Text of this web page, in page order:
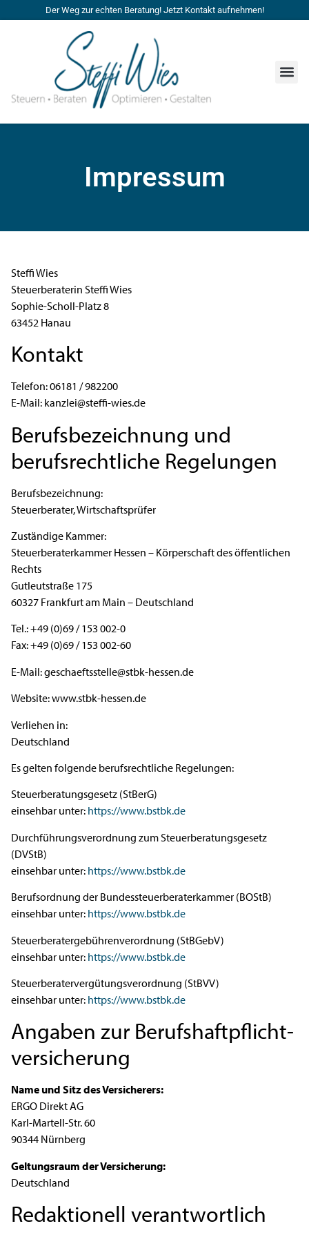
Der Weg zur echten Beratung! Jetzt Kontakt aufnehmen!
Impressum
Steffi Wies
Steuerberaterin Steffi Wies
Sophie-Scholl-Platz 8
63452 Hanau
Kontakt
Telefon: 06181 / 982200
E-Mail: kanzlei@steffi-wies.de
Berufsbezeichnung und
berufsrechtliche Regelungen
Berufsbezeichnung:
Steuerberater, Wirtschaftsprüfer
Zuständige Kammer:
Steuerberaterkammer Hessen – Körperschaft des öffentlichen
Rechts
Gutleutstraße 175
60327 Frankfurt am Main – Deutschland
Tel.: +49 (0)69 / 153 002-0
Fax: +49 (0)69 / 153 002-60
E-Mail: geschaeftsstelle@stbk-hessen.de
Website: www.stbk-hessen.de
Verliehen in:
Deutschland
Es gelten folgende berufsrechtliche Regelungen:
Steuerberatungsgesetz (StBerG)
einsehbar unter: https://www.bstbk.de
Durchführungsverordnung zum Steuerberatungsgesetz
(DVStB)
einsehbar unter: https://www.bstbk.de
Berufsordnung der Bundessteuerberaterkammer (BOStB)
einsehbar unter: https://www.bstbk.de
Steuerberatergebührenverordnung (StBGebV)
einsehbar unter: https://www.bstbk.de
Steuerberatervergütungsverordnung (StBVV)
einsehbar unter: https://www.bstbk.de
Angaben zur Berufs­haftpflicht­
versicherung
Name und Sitz des Versicherers:
ERGO Direkt AG
Karl-Martell-Str. 60
90344 Nürnberg
Geltungsraum der Versicherung:
Deutschland
Redaktionell verantwortlich